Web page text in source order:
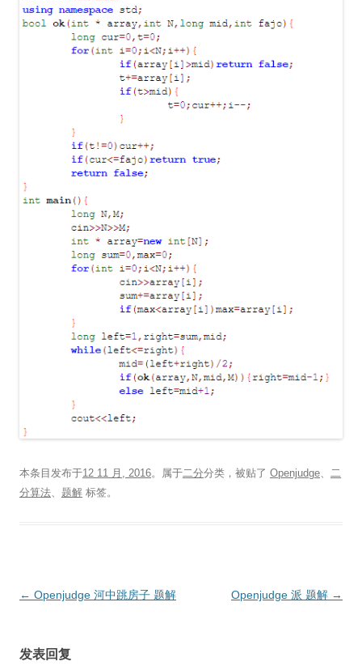
本条目发布于12 11 月, 2016。属于二分分类，被贴了 Openjudge
二
分算法
题解 标签。
文
航
← Openjudge 河中跳房子 题解 Openjudge 派 题解 →
发表回复